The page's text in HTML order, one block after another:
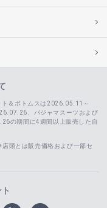
ト＆ボトムスは2026.05.11～
、
パジャマスーツおよび
の期間に4週間以上販売した自
頭とは販売価格および一部セ